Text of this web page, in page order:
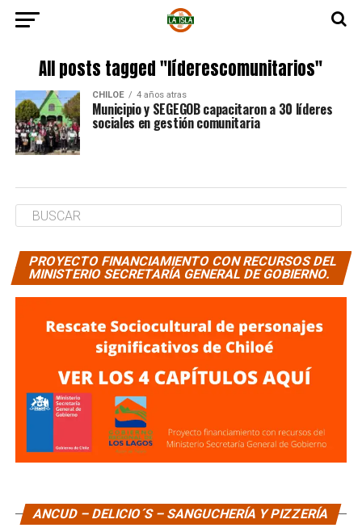
All posts tagged "líderescomunitarios"
CHILOE 4 años atras
Municipio y SEGEGOB capacitaron a 30 líderes
sociales en gestión comunitaria
PROYECTO FINANCIAMIENTO CON RECURSOS DEL
MINISTERIO SECRETARÍA GENERAL DE GOBIERNO.
ANCUD – DELICIO´S – SANGUCHERÍA Y PIZZERÍA